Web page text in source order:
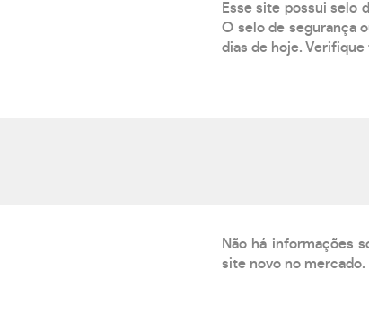
Esse site possui selo
O selo de segurança
dias de hoje.
Não há informações
site novo no mercado.